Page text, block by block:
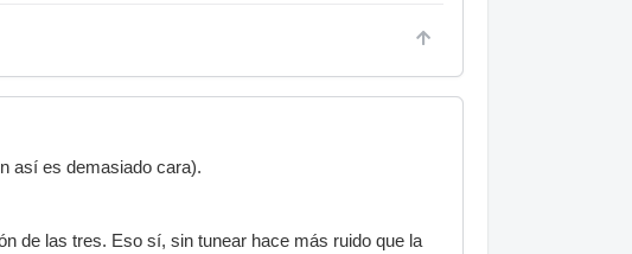
así es demasiado cara).
de las tres. Eso sí, sin tunear hace más ruido que la